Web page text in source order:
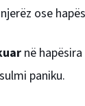
ose
në
paniku.